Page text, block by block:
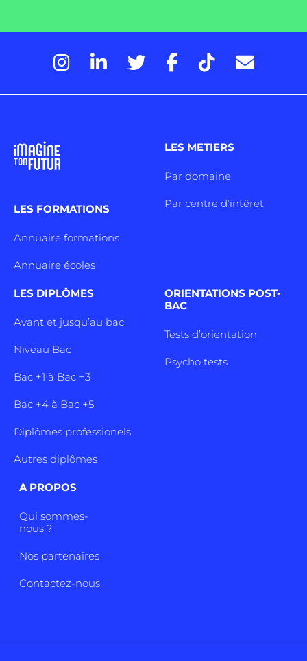
LES FORMATIONS
Annuaire formations
Annuaire écoles
LES METIERS
Par domaine
Par centre d’intêret
LES DIPLÔMES
Avant et jusqu’au bac
Niveau Bac
Bac +1 à Bac +3
Bac +4 à Bac +5
Diplômes professionels
Autres diplômes
ORIENTATIONS POST-
BAC
Tests d’orientation
Psycho tests
A PROPOS
Qui sommes-
nous ?
Nos partenaires
Contactez-nous